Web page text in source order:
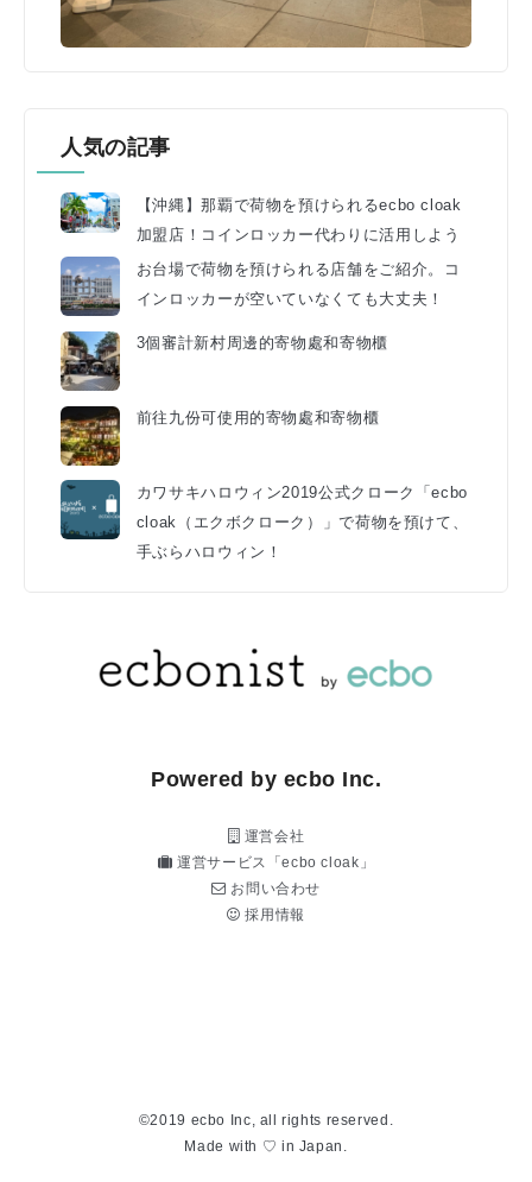
人気の記事
【沖縄】那覇で荷物を預けられるecbo cloak
加盟店！コインロッカー代わりに活用しよう
お台場で荷物を預けられる店舗をご紹介。コ
インロッカーが空いていなくても大丈夫！
3個審計新村周邊的寄物處和寄物櫃
前往九份可使用的寄物處和寄物櫃
カワサキハロウィン2019公式クローク「ecbo
cloak（エクボクローク）」で荷物を預けて、
手ぶらハロウィン！
Powered by ecbo Inc.
運営会社
運営サービス「ecbo cloak」
お問い合わせ
採用情報
©2019 ecbo Inc, all rights reserved.
Made with ♡ in Japan.